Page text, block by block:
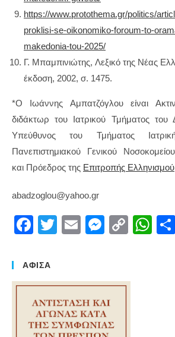
https://www.protothema.gr/politics/
proklisi-se-oikonomiko-foroum-to-
makedonia-tou-2025/
Γ. Μπαμπινιώτης, Λεξικό της Νέας
έκδοση, 2002, σ. 1475.
*Ο Ιωάννης Αμπατζόγλου είναι
διδάκτωρ του Ιατρικού Τμήματος του
Υπεύθυνος του Τμήματος
Πανεπιστημιακού Γενικού
και Πρόεδρος της Επιτροπής Ελληνισμού
abadzoglou@yahoo.gr
F
c
e
b
o
T
er
E
M
e
n
g
C
y
W
ΑΦΙΣΑ